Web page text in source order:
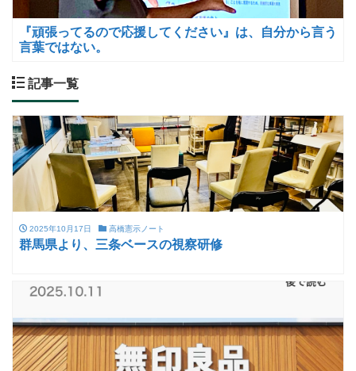
『頑張ってるので応援してください』は、自分から言う
言葉ではない。
記事一覧
2025年10月17日 高橋憲示ノート
群馬県より、三条ベースの視察研修